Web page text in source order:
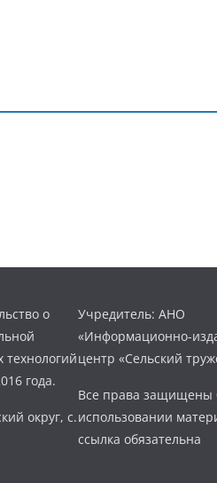
о
года.
округ, с.
Учредитель: АНО
«Информационно-
центр «Сельский
Все права
использовании
ссылка обязательна